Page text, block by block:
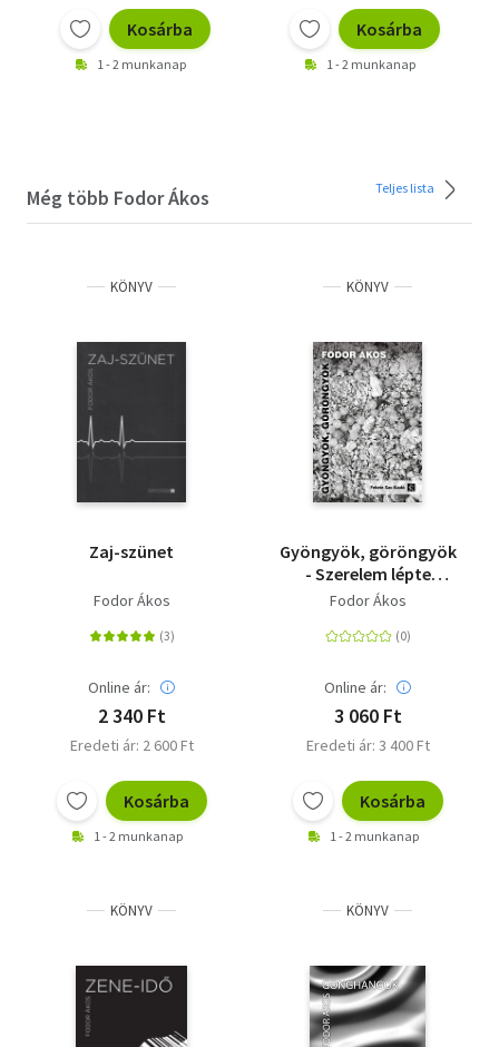
Kosárba
1 - 2 munkanap
Kosárba
1 - 2 munkanap
Még több Fodor Ákos Teljes lista
KÖNYV
Zaj-szünet
Fodor Ákos
Online ár:
2 340 Ft
Eredeti ár: 2 600 Ft
Kosárba
1 - 2 munkanap
KÖNYV
Gyöngyök, göröngyök
- Szerelem lépte
nyomában
Fodor Ákos
Online ár:
3 060 Ft
Eredeti ár: 3 400 Ft
Kosárba
1 - 2 munkanap
KÖNYV KÖNYV